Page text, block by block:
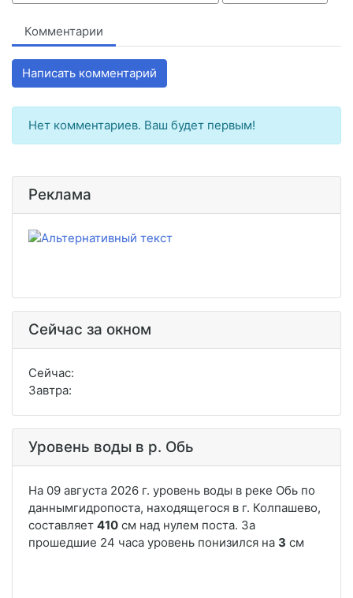
Комментарии
Написать комментарий
Нет комментариев. Ваш будет первым!
Реклама
Сейчас за окном
Сейчас:
Завтра:
Уровень воды в р. Обь